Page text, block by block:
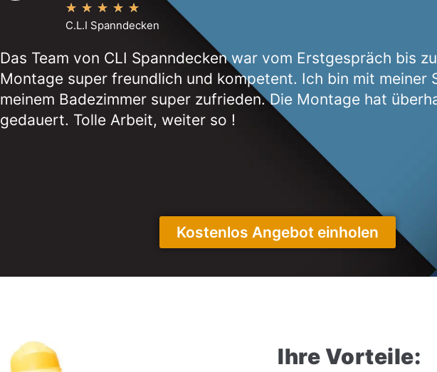
★ ★ ★ ★ ★
C.L.I Spanndecken
Das Team von CLI Spanndecken war vom Erstgespräch bis
Montage super freundlich und kompetent. Ich bin mit meiner
meinem Badezimmer super zufrieden. Die Montage hat
gedauert. Tolle Arbeit, weiter so !
Kostenlos Angebot einholen
Ihre Vorteile: